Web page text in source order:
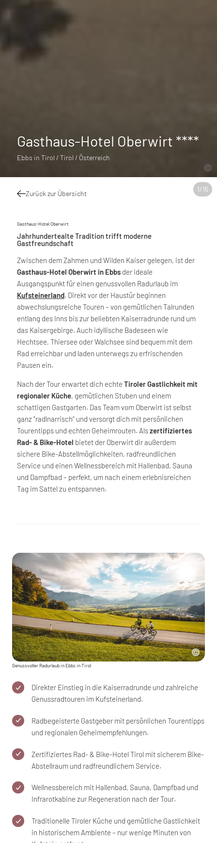
1/15
Gasthaus-Hotel Oberwirt ****
Ebbs in Tirol / Tirol / Österreich
Zurück zur Übersicht
Gasthaus-Hotel Oberwirt
Jahrhundertealte Tradition trifft moderne
Gastfreundschaft
Zwischen dem Zahmen und Wilden Kaiser gelegen, ist der
Gasthaus-Hotel Oberwirt in Ebbs der ideale
Ausgangspunkt für einen genussvollen Radurlaub im
Kufsteinerland. Direkt vor der Haustür beginnen
abwechslungsreiche Touren – von gemütlichen Talrunden
entlang des Inns bis zur beliebten Kaiserradrunde rund um
das Kaisergebirge. Auch idyllische Badeseen wie
Hechtsee, Thiersee oder Walchsee sind bequem mit dem
Rad erreichbar und laden unterwegs zu erfrischenden
Pausen ein.
Nach der Tour erwartet dich echte Tiroler Gastlichkeit mit
regionaler Küche, gemütlichen Stuben und einem
schattigen Gastgarten. Das Team vom Oberwirt ist selbst
ganz "radlnarrisch“ und versorgt dich mit persönlichen
Tourentipps und echten Geheimrouten. Alszertifiziertes
Rad- & Bike-Hotel bietet der Oberwirt dir außerdem
sichere Bike-Abstellmöglichkeiten, radfreundlichen
Service und einen Wellnessbereich mit Hallenbad, Sauna
und Dampfbad – perfekt, um nach einem erlebnisreichen
Tag im Sattel zu entspannen.
Genussvoller Radurlaub in Ebbs in Tirol
Direkter Einstieg in die Kaiserradrunde und zahlreiche
Genussradtouren im Kufsteinerland.
Radbegeisterte Gastgeber mit persönlichen Tourentipps
und regionalen Geheimempfehlungen.
Zertifiziertes Rad- & Bike-Hotel Tirol mit sicherem Bike-
Abstellraum und radfreundlichem Service.
Wellnessbereich mit Hallenbad, Sauna, Dampfbad und
Infrarotkabine zur Regeneration nach der Tour.
Traditionelle Tiroler Küche und gemütliche Gastlichkeit
in historischem Ambiente – nur wenige Minuten von